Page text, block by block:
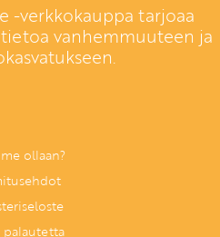
-verkkokauppa tarjoaa
vanhemmuuteen ja
ollaan?
palautetta